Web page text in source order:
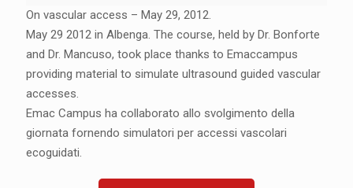
On vascular access – May 29, 2012.
May 29 2012 in Albenga. The course, held by Dr. Bonforte
and Dr. Mancuso, took place thanks to Emaccampus
providing material to simulate ultrasound guided vascular
accesses.
Emac Campus ha collaborato allo svolgimento della
giornata fornendo simulatori per accessi vascolari
ecoguidati.